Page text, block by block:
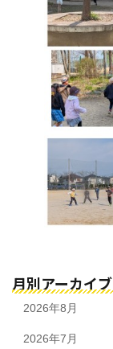
月別アーカイブ
2026年8月
2026年7月